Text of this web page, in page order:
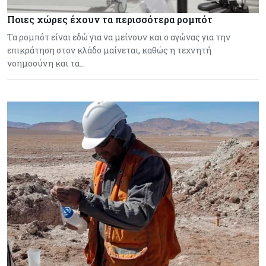
Ποιες χώρες έχουν τα περισσότερα ρομπότ
Τα ρομπότ είναι εδώ για να μείνουν και ο αγώνας για την
επικράτηση στον κλάδο μαίνεται, καθώς η τεχνητή
νοημοσύνη και τα…